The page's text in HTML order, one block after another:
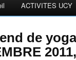
ACTIVITES UCY
de